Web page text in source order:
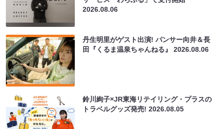
2026.08.06
丹生明里がゲスト出演! パンサー向井＆長
田『くるま温泉ちゃんねる』2026.08.06
鈴川絢子×JR東海リテイリング・プラスの
トラベルグッズ発売!2026.08.05